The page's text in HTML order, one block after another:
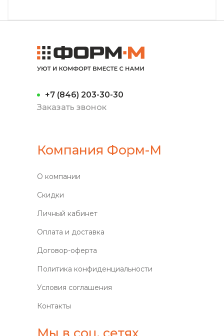
+7 (846) 203-30-30
Заказать звонок
Компания Форм-М
О компании
Скидки
Личный кабинет
Оплата и доставка
Договор-оферта
Политика конфиденциальности
Условия соглашения
Контакты
Мы в соц. сетях